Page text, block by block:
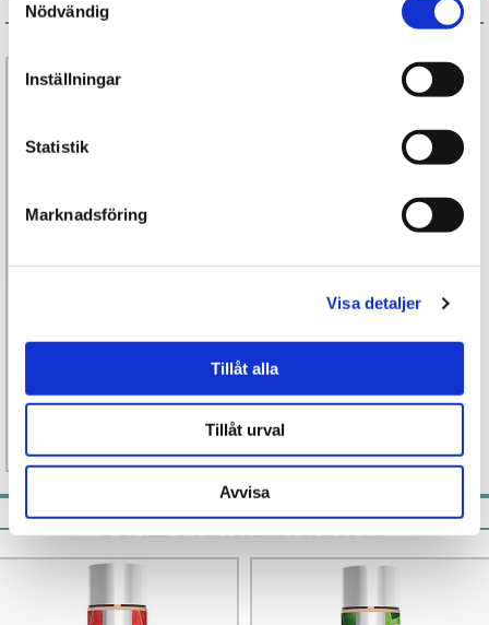
Nödvändig
Inställningar
Statistik
Marknadsföring
Visa detaljer
Tillåt alla
Tillåt urval
Avvisa
Associerade produkter
Finns fler alternativ
Pistill rekommenderar